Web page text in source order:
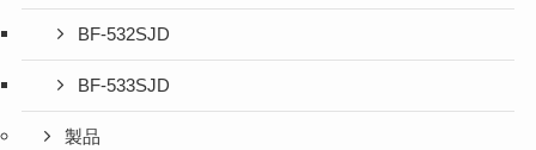
BF-532SJD
BF-533SJD
製品